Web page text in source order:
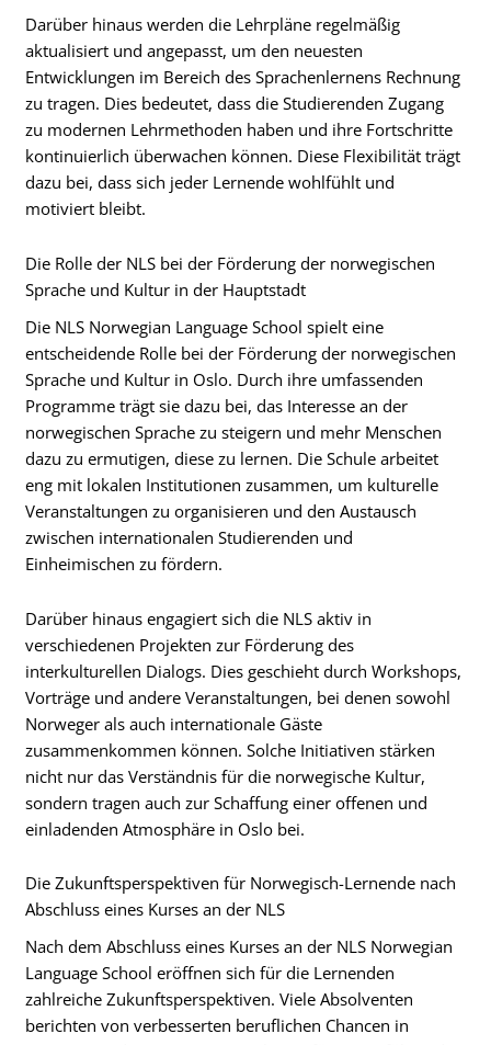
Darüber hinaus werden die Lehrpläne regelmäßig
aktualisiert und angepasst, um den neuesten
Entwicklungen im Bereich des Sprachenlernens Rechnung
zu tragen. Dies bedeutet, dass die Studierenden Zugang
zu modernen Lehrmethoden haben und ihre Fortschritte
kontinuierlich überwachen können. Diese Flexibilität trägt
dazu bei, dass sich jeder Lernende wohlfühlt und
motiviert bleibt.
Die Rolle der NLS bei der Förderung der norwegischen
Sprache und Kultur in der Hauptstadt
Die NLS Norwegian Language School spielt eine
entscheidende Rolle bei der Förderung der norwegischen
Sprache und Kultur in Oslo. Durch ihre umfassenden
Programme trägt sie dazu bei, das Interesse an der
norwegischen Sprache zu steigern und mehr Menschen
dazu zu ermutigen, diese zu lernen. Die Schule arbeitet
eng mit lokalen Institutionen zusammen, um kulturelle
Veranstaltungen zu organisieren und den Austausch
zwischen internationalen Studierenden und
Einheimischen zu fördern.
Darüber hinaus engagiert sich die NLS aktiv in
verschiedenen Projekten zur Förderung des
interkulturellen Dialogs. Dies geschieht durch Workshops,
Vorträge und andere Veranstaltungen, bei denen sowohl
Norweger als auch internationale Gäste
zusammenkommen können. Solche Initiativen stärken
nicht nur das Verständnis für die norwegische Kultur,
sondern tragen auch zur Schaffung einer offenen und
einladenden Atmosphäre in Oslo bei.
Die Zukunftsperspektiven für Norwegisch-Lernende nach
Abschluss eines Kurses an der NLS
Nach dem Abschluss eines Kurses an der NLS Norwegian
Language School eröffnen sich für die Lernenden
zahlreiche Zukunftsperspektiven. Viele Absolventen
berichten von verbesserten beruflichen Chancen in